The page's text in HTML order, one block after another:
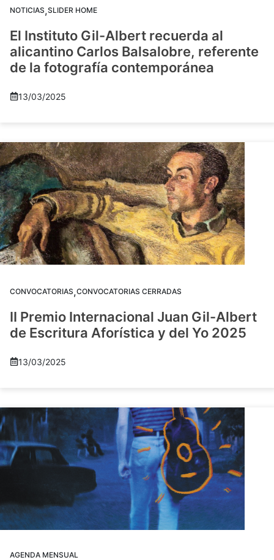
NOTICIAS,SLIDER HOME
El Instituto Gil-Albert recuerda al
alicantino Carlos Balsalobre, referente
de la fotografía contemporánea
13/03/2025
CONVOCATORIAS,CONVOCATORIAS CERRADAS
II Premio Internacional Juan Gil-Albert
de Escritura Aforística y del Yo 2025
13/03/2025
AGENDA MENSUAL